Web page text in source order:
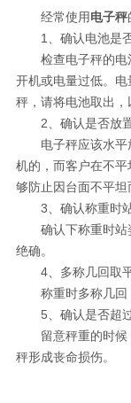
经常使用电子秤
1、确认电池是
检查电子秤的
开机或电量过低。
秤，请将电池取出
2、确认是否放
电子秤应该水
机的，而客户在不
够防止因台面不平
3、确认称重时
确认下称重时
绝确。
4、多称几回取
称重时多称几
5、确认是否超
留意秤重的时
秤形成丧命损伤。